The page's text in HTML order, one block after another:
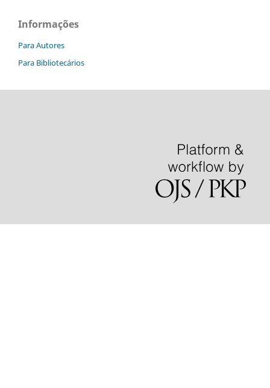
Informações
Para Autores
Para Bibliotecários